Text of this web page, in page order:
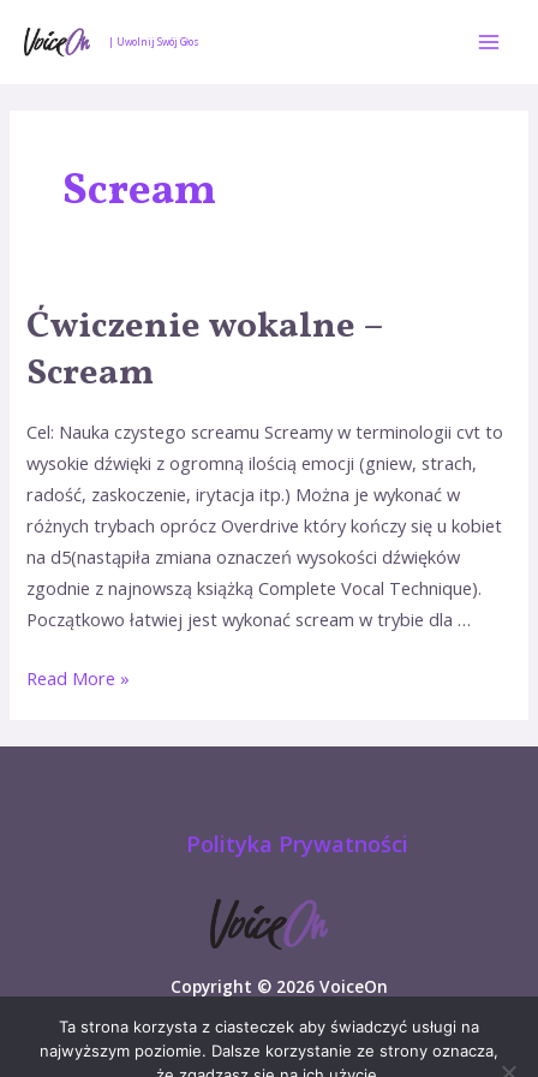
| Uwolnij Swój Głos
Scream
Ćwiczenie wokalne –
Scream
Cel: Nauka czystego screamu Screamy w terminologii cvt to
wysokie dźwięki z ogromną ilością emocji (gniew, strach,
radość, zaskoczenie, irytacja itp.) Można je wykonać w
różnych trybach oprócz Overdrive który kończy się u kobiet
na d5(nastąpiła zmiana oznaczeń wysokości dźwięków
zgodnie z najnowszą książką Complete Vocal Technique).
Początkowo łatwiej jest wykonać scream w trybie dla …
Ćwiczenie
–
Read More »
Polityka Prywatności
Copyright © 2026 VoiceOn
Ta strona korzysta z ciasteczek aby świadczyć usługi na
najwyższym poziomie. Dalsze korzystanie ze strony oznacza,